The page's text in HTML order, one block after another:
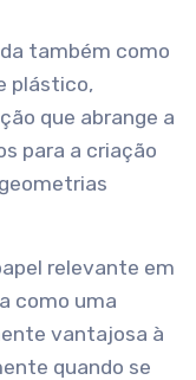
também como
plástico,
que abrange a
para a criação
relevante em
como uma
vantajosa à
quando se